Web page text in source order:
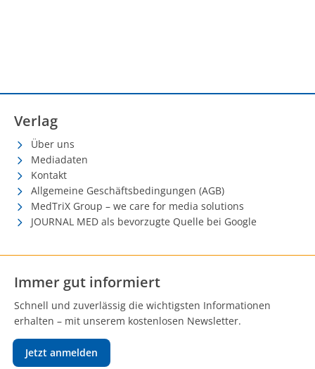
Verlag
Über uns
Mediadaten
Kontakt
Allgemeine Geschäftsbedingungen (AGB)
MedTriX Group – we care for media solutions
JOURNAL MED als bevorzugte Quelle bei Google
Immer gut informiert
Schnell und zuverlässig die wichtigsten Informationen
erhalten – mit unserem kostenlosen Newsletter.
Jetzt anmelden